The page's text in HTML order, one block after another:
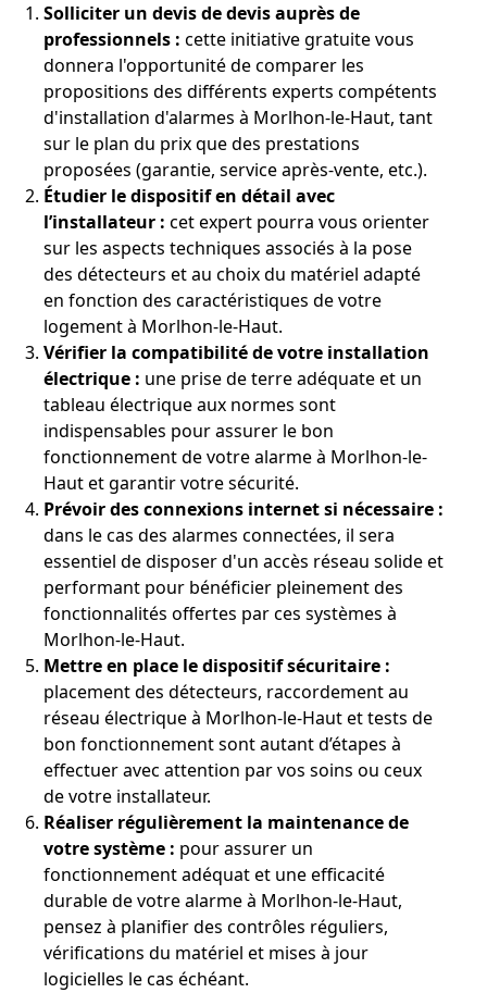
Solliciter un devis de devis auprès de
professionnels : cette initiative gratuite vous
donnera l'opportunité de comparer les
propositions des différents experts compétents
d'installation d'alarmes à Morlhon-le-Haut, tant
sur le plan du prix que des prestations
proposées (garantie, service après-vente, etc.).
Étudier le dispositif en détail avec
l’installateur : cet expert pourra vous orienter
sur les aspects techniques associés à la pose
des détecteurs et au choix du matériel adapté
en fonction des caractéristiques de votre
logement à Morlhon-le-Haut.
Vérifier la compatibilité de votre installation
électrique : une prise de terre adéquate et un
tableau électrique aux normes sont
indispensables pour assurer le bon
fonctionnement de votre alarme à Morlhon-le-
Haut et garantir votre sécurité.
Prévoir des connexions internet si nécessaire :
dans le cas des alarmes connectées, il sera
essentiel de disposer d'un accès réseau solide et
performant pour bénéficier pleinement des
fonctionnalités offertes par ces systèmes à
Morlhon-le-Haut.
Mettre en place le dispositif sécuritaire :
placement des détecteurs, raccordement au
réseau électrique à Morlhon-le-Haut et tests de
bon fonctionnement sont autant d’étapes à
effectuer avec attention par vos soins ou ceux
de votre installateur.
Réaliser régulièrement la maintenance de
votre système : pour assurer un
fonctionnement adéquat et une efficacité
durable de votre alarme à Morlhon-le-Haut,
pensez à planifier des contrôles réguliers,
vérifications du matériel et mises à jour
logicielles le cas échéant.